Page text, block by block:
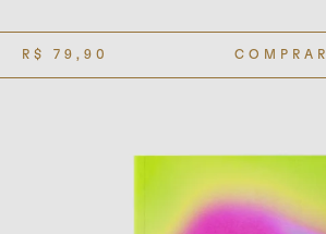
R$ 79,90 COMPRAR